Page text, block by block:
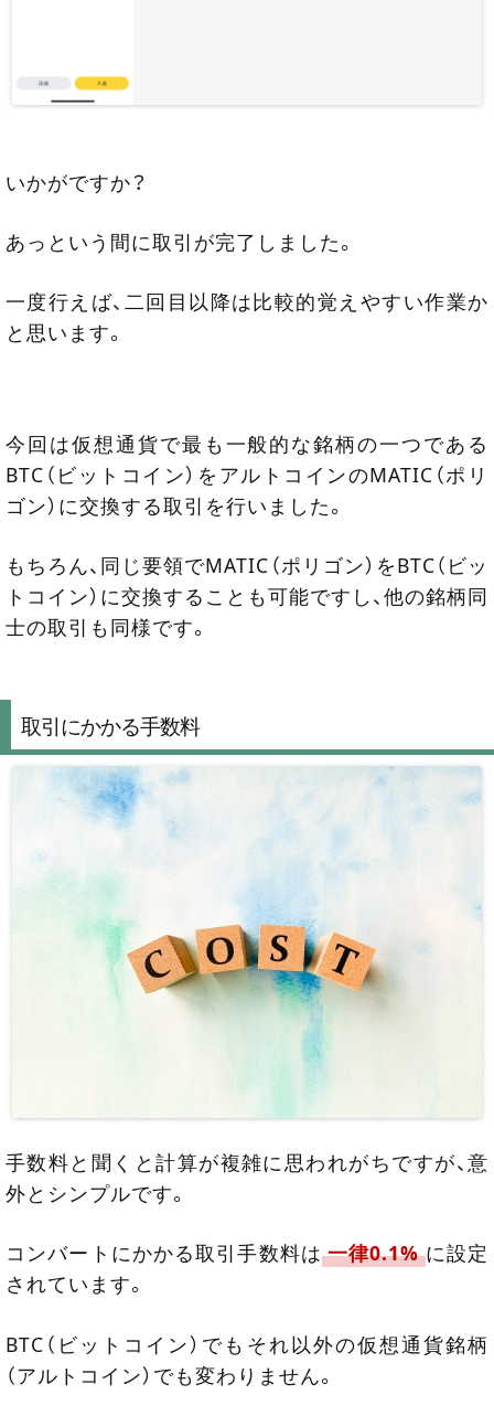
いかがですか？
あっという間に取引が完了しました。
一度行えば、二回目以降は比較的覚えやすい作業か
と思います。
今回は仮想通貨で最も一般的な銘柄の一つである
BTC（ビットコイン）をアルトコインのMATIC（ポリ
ゴン）に交換する取引を行いました。
もちろん、同じ要領でMATIC（ポリゴン）をBTC（ビッ
トコイン）に交換することも可能ですし、他の銘柄同
士の取引も同様です。
取引にかかる手数料
手数料と聞くと計算が複雑に思われがちですが、意
外とシンプルです。
コンバートにかかる取引手数料は 一律0.1% に設定
されています。
BTC（ビットコイン）でもそれ以外の仮想通貨銘柄
（アルトコイン）でも変わりません。